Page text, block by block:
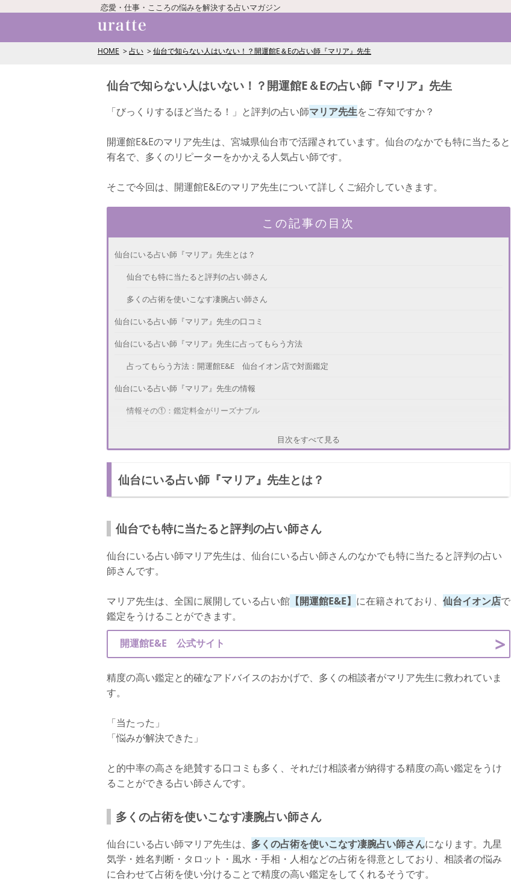
恋愛・仕事・こころの悩みを解決する占いマガジン
HOME 占い 仙台で知らない人はいない！？開運館E＆Eの占い師『マリア』先生
仙台で知らない人はいない！？開運館E＆Eの占い師『マリア』先生
「びっくりするほど当たる！」と評判の占い師マリア先生をご存知ですか？
開運館E&Eのマリア先生は、宮城県仙台市で活躍されています。仙台のなかでも特に当たると
有名で、多くのリピーターをかかえる人気占い師です。
そこで今回は、開運館E&Eのマリア先生について詳しくご紹介していきます。
この記事の目次
仙台にいる占い師『マリア』先生とは？
仙台でも特に当たると評判の占い師さん
多くの占術を使いこなす凄腕占い師さん
仙台にいる占い師『マリア』先生の口コミ
仙台にいる占い師『マリア』先生に占ってもらう方法
占ってもらう方法：開運館E&E 仙台イオン店で対面鑑定
仙台にいる占い師『マリア』先生の情報
情報その①：鑑定料金がリーズナブル
目次をすべて見る
仙台にいる占い師『マリア』先生とは？
仙台でも特に当たると評判の占い師さん
仙台にいる占い師マリア先生は、仙台にいる占い師さんのなかでも特に当たると評判の占い
師さんです。
マリア先生は、全国に展開している占い館 【開運館E&E】 に在籍されており、 仙台イオン店で
鑑定をうけることができます。
開運館E&E 公式サイト
精度の高い鑑定と的確なアドバイスのおかげで、多くの相談者がマリア先生に救われていま
す。
「当たった」
「悩みが解決できた」
と的中率の高さを絶賛する口コミも多く、それだけ相談者が納得する精度の高い鑑定をうけ
ることができる占い師さんです。
多くの占術を使いこなす凄腕占い師さん
仙台にいる占い師マリア先生は、 多くの占術を使いこなす凄腕占い師さんになります。九星
気学・姓名判断・タロット・風水・手相・人相などの占術を得意としており、相談者の悩み
に合わせて占術を使い分けることで精度の高い鑑定をしてくれるそうです。